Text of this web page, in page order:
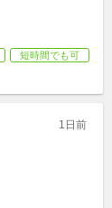
短時間でも可
1日前